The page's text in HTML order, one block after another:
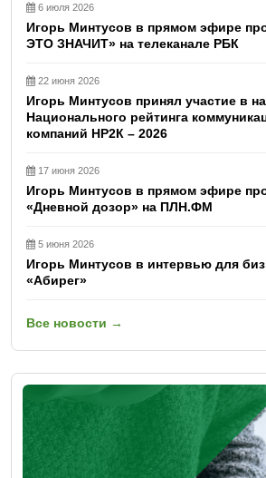
6 июля 2026
Игорь Минтусов в прямом эфире
ЭТО ЗНАЧИТ» на телеканале РБК
22 июня 2026
Игорь Минтусов принял участие в
Национального рейтинга
компаний НР2К – 2026
17 июня 2026
Игорь Минтусов в прямом эфире
«Дневной дозор» на ПЛН.ФМ
5 июня 2026
Игорь Минтусов в интервью для
«Абирег»
Все новости →